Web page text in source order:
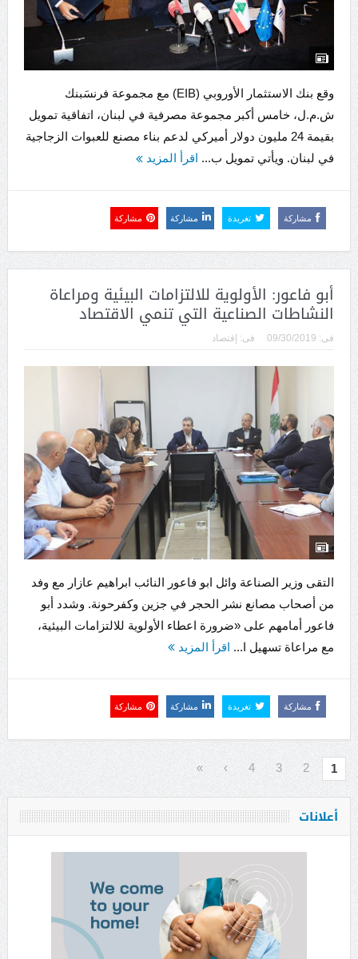
وقع بنك الاستثمار الأوروبي (EIB) مع مجموعة فرنسَبنك
ش.م.ل، خامس أكبر مجموعة مصرفية في لبنان، اتفاقية تمويل
بقيمة 24 مليون دولار أميركي لدعم بناء مصنع للعبوات الزجاجية
في لبنان. ويأتي تمويل ب... اقرأ المزيد
مشاركة تغريدة مشاركة مشاركة
أبو فاعور: الأولوية للالتزامات البيئية ومراعاة
النشاطات الصناعية التي تنمي الاقتصاد
فى: 09/30/2019 فى: إقتصاد
التقى وزير الصناعة وائل ابو فاعور النائب ابراهيم عازار مع وفد
من أصحاب مصانع نشر الحجر في جزين وكفرحونة. وشدد أبو
فاعور أمامهم على «ضرورة اعطاء الأولوية للالتزامات البيئية،
مع مراعاة تسهيل ا... اقرأ المزيد
مشاركة تغريدة مشاركة مشاركة
1
2
3
4
›
»
أعلانات